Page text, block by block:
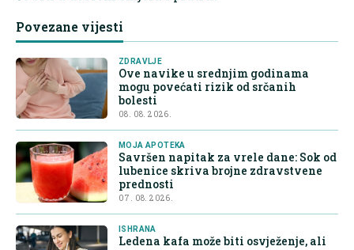
Povezane vijesti
ZDRAVLJE
Ove navike u srednjim godinama
mogu povećati rizik od srčanih
bolesti
08. 08. 2026.
MOJA APOTEKA
Savršen napitak za vrele dane: Sok od
lubenice skriva brojne zdravstvene
prednosti
07. 08. 2026.
ISHRANA
Ledena kafa može biti osvježenje, ali